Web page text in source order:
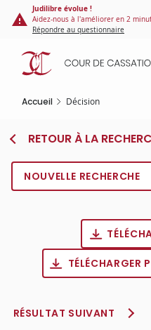
Panneau de gestion des cookies
contenu
principal
Judilibre évolue !
Aidez-nous à l'améliorer en 2
Répondre au questionnaire
Accueil Décision
RETOUR À LA
NOUVELLE RECHERCHE
TÉLÉCHARGER
RÉSULTAT SUIVANT